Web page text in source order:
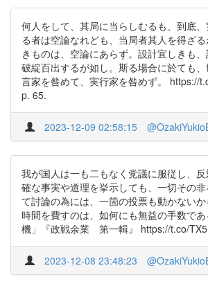
何人をして、其局に当らしむるも、到底
る者は空論なれども、当局者其人を得ざ
きものは、空論にあらず。設計宜しきも、
破綻百出するが如し。斯る場合に於ても
言家を咎めて、実行家を咎めず。 https://
p. 65.
2023-12-09 02:58:15
我が国人は一も二もなく党議に服従し、
確な事実や道理を挙示しても、一切その
て討論の為には、一箇の投票も動かない
時間を費すのは、如何にも無益の手数で
機」『政戦余業 第一輯』 https://t.co/
2023-12-08 23:48:23